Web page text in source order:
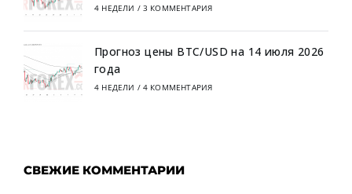
4 НЕДЕЛИ / 3 КОММЕНТАРИЯ
Прогноз цены BTC/USD на 14 июля 2026
года
4 НЕДЕЛИ / 4 КОММЕНТАРИЯ
СВЕЖИЕ КОММЕНТАРИИ